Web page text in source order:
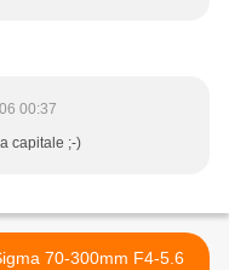
00:37
capitale ;-)
70-300mm F4-5.6